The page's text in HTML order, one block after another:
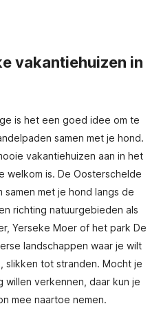
vakantiehuizen in
is het een goed idee om te
samen met je hond.
vakantiehuizen aan in het
welkom is. De Oosterschelde
met je hond langs de
richting natuurgebieden als
Yerseke Moer of het park De
landschappen waar je wilt
slikken tot stranden. Mocht je
verkennen, daar kun je
mee naartoe nemen.